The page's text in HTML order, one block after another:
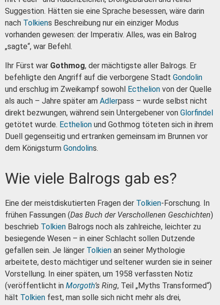
Suggestion. Hätten sie eine Sprache besessen, wäre darin
nach Tolkiens Beschreibung nur ein einziger Modus
vorhanden gewesen: der Imperativ. Alles, was ein Balrog
„sagte“, war Befehl.
Ihr Fürst war Gothmog, der mächtigste aller Balrogs. Er
befehligte den Angriff auf die verborgene Stadt Gondolin
und erschlug im Zweikampf sowohl Ecthelion von der Quelle
als auch – Jahre später am Adlerpass – wurde selbst nicht
direkt bezwungen, während sein Untergebener von Glorfindel
getötet wurde. Ecthelion und Gothmog töteten sich in ihrem
Duell gegenseitig und ertranken gemeinsam im Brunnen vor
dem Königsturm Gondolins.
Wie viele Balrogs gab es?
Eine der meistdiskutierten Fragen der Tolkien-Forschung. In
frühen Fassungen (Das Buch der Verschollenen Geschichten)
beschrieb Tolkien Balrogs noch als zahlreiche, leichter zu
besiegende Wesen – in einer Schlacht sollen Dutzende
gefallen sein. Je länger Tolkien an seiner Mythologie
arbeitete, desto mächtiger und seltener wurden sie in seiner
Vorstellung. In einer späten, um 1958 verfassten Notiz
(veröffentlicht in Morgoth’s Ring, Teil „Myths Transformed“)
hält Tolkien fest, man solle sich nicht mehr als drei,